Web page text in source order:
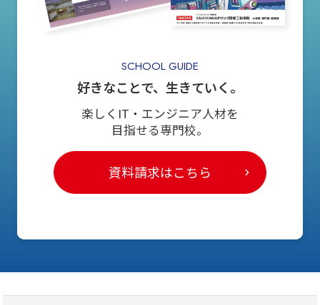
SCHOOL GUIDE
好きなことで、生きていく。
楽しくIT・エンジニア人材を
目指せる専門校。
資料請求はこちら